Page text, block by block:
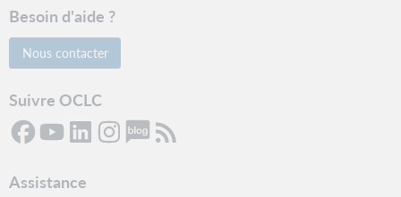
Besoin d'aide ?
Nous contacter
Suivre OCLC
Assistance